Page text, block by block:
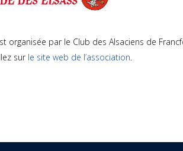
organisée par le Club des Alsaciens de
sur le site web de l’association.